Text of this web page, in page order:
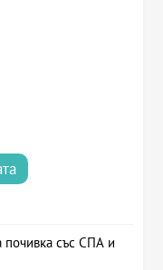
почивка със СПА и